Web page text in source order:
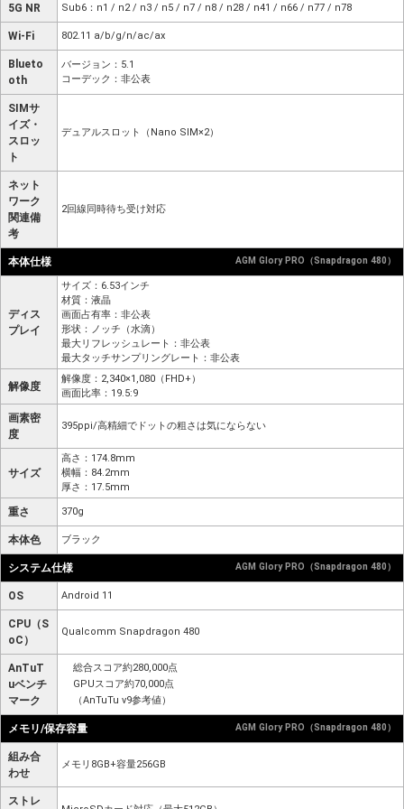
5G NR Sub6：n1 / n2 / n3 / n5 / n7 / n8 / n28 / n41 / n66 / n77 / n78
Wi-Fi 802.11 a/b/g/n/ac/ax
Blueto
oth
バージョン：5.1
コーデック：非公表
SIMサ
イズ・
スロッ
ト
デュアルスロット（Nano SIM×2）
ネット
ワーク
関連備
考
2回線同時待ち受け対応
本体仕様 AGM Glory PRO（Snapdragon 480）
ディス
プレイ
サイズ：6.53インチ
材質：液晶
画面占有率：非公表
形状：ノッチ（水滴）
最大リフレッシュレート：非公表
最大タッチサンプリングレート：非公表
解像度
解像度：2,340×1,080（FHD+）
画面比率：19.5:9
画素密
度
395ppi/高精細でドットの粗さは気にならない
サイズ
高さ：174.8mm
横幅：84.2mm
厚さ：17.5mm
重さ 370g
本体色 ブラック
システム仕様 AGM Glory PRO（Snapdragon 480）
OS Android 11
CPU（S
oC）
Qualcomm Snapdragon 480
AnTuT
uベンチ
マーク
総合スコア約280,000点
GPUスコア約70,000点
（AnTuTu v9参考値）
メモリ/保存容量 AGM Glory PRO（Snapdragon 480）
組み合
わせ
メモリ8GB+容量256GB
ストレ